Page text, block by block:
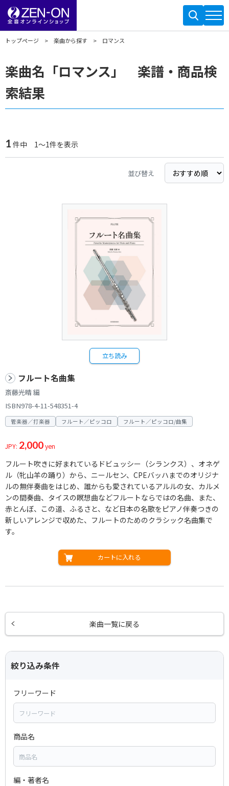
トップページ 楽曲から探す ロマンス
楽曲名「ロマンス」 楽譜・商品検
索結果
1 件中 1～1件を表示
並び替え
立ち読み
フルート名曲集
斎藤光晴 編
ISBN978-4-11-548351-4
管楽器／打楽器 フルート／ピッコロ フルート／ピッコロ/曲集
JPY: 2,000yen
フルート吹きに好まれているドビュッシー（シランクス）、オネゲ
ル（牝山羊の踊り）から、ニールセン、CPEバッハまでのオリジナ
ルの無伴奏曲をはじめ、誰からも愛されているアルルの女、カルメ
ンの間奏曲、タイスの瞑想曲などフルートならではの名曲、また、
赤とんぼ、この道、ふるさと、など日本の名歌をピアノ伴奏つきの
新しいアレンジで収めた、フルートのためのクラシック名曲集で
す。
カートに入れる
楽曲一覧に戻る
絞り込み条件
フリーワード
商品名
編・著者名